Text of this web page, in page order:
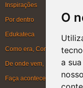
O
a
Inspirações
Por dentro
Edukateca
Como era, Como ficou,
De onde vem, Para onde vai
Faça acontecer